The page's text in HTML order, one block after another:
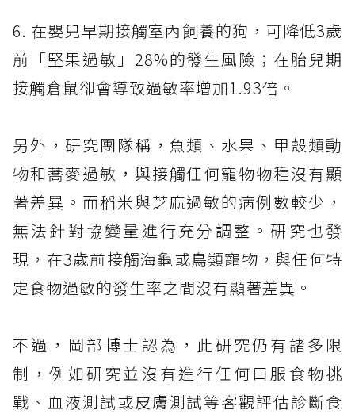
6. 在嬰兒早期接觸室內飼養的狗，可降低3歲
前「堅果過敏」28%的發生風險；在胎兒期
接觸倉鼠卻會導致過敏率增加1.93倍。
另外，研究團隊稱，魚類、水果、甲殼類動
物和蕎麥過敏，與接觸任何寵物物種沒有顯
著差異。而稻米與芝麻過敏的病例數較少，
無法針對協變量進行充分調整。研究也發
現，在3歲前接觸海龜或鳥類寵物，與任何特
定食物過敏的發生率之間沒有顯著差異。
不過，岡部博士認為，此研究仍有諸多限
制，例如研究並沒有進行任何口服食物挑
戰、血液測試或皮膚測試等客觀評估診斷食